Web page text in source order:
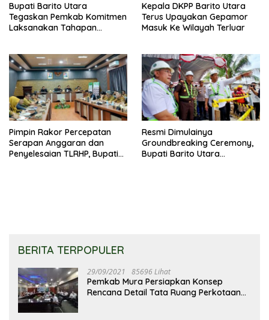
Bupati Barito Utara
Tegaskan Pemkab Komitmen
Laksanakan Tahapan
Kepala DKPP Barito Utara
Terus Upayakan Gepamor
Masuk Ke Wilayah Terluar
Pimpin Rakor Percepatan
Serapan Anggaran dan
Penyelesaian TLRHP, Bupati
Resmi Dimulainya
Groundbreaking Ceremony,
Bupati Barito Utara
BERITA TERPOPULER
29/09/2021 85696 Lihat
Pemkab Mura Persiapkan Konsep
Rencana Detail Tata Ruang Perkotaan